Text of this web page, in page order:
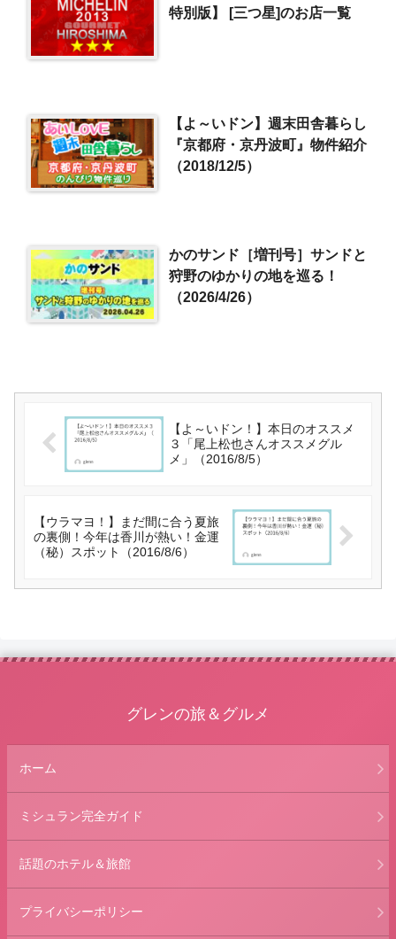
特別版】 [三つ星]のお店一覧
【よ～いドン】週末田舎暮らし
『京都府・京丹波町』物件紹介
（2018/12/5）
かのサンド［増刊号］サンドと
狩野のゆかりの地を巡る！
（2026/4/26）
【よ～いドン！】本日のオススメ
３「尾上松也さんオススメグル
メ」（2016/8/5）
【ウラマヨ！】まだ間に合う夏旅
の裏側！今年は香川が熱い！金運
（秘）スポット（2016/8/6）
グレンの旅＆グルメ
ホーム
ミシュラン完全ガイド
話題のホテル＆旅館
プライバシーポリシー